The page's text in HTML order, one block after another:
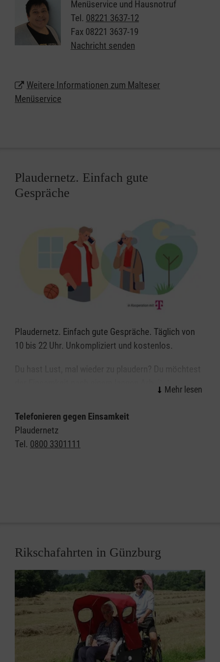
Lassen Sie sich telefonisch beraten unter 08331
92417-15 und erhalten Sie weitere Informationen
zum Malteser Menüservice in Günzburg.
Menüservice und Hausnotruf
Tel. 08221 3637-12
Fax 08221 3637-19
Nachricht senden
Weitere Informationen zum Malteser
Menüservice
Plaudernetz. Einfach gute
Gespräche
Plaudernetz. Einfach gute Gespräche. Täglich von
10 bis 22 Uhr. Unkompliziert und kostenlos.
Du hast Lust, mal wieder zu plaudern? Du möchtest
der Einsamkeit nach einem langen Arbeitstag
entfliehen? Dann bist du beim Plaudernetz genau
richtig! Hier kannst du neue Menschen
kennenlernen und erzählen, was dich bewegt.
Ruf einfach unter der Nummer
und lass dich mit einer Plauderpartnerin oder einem
Probier es aus und erlebe selbst, wie schön ein
gutes Gespräch sein kann!
Das Plaudernetz ist kein Krisen-, Notfall- oder
Beratungstelefon. In Krisen und Notfällen werden
die Anrufenden auf professionelle Krisen- und
Notfalltelefone der Telefonseelsorge oder der
Telefonieren gegen Einsamkeit
Plaudernetz
Tel. 0800 3301111
Rikschafahrten in Günzburg